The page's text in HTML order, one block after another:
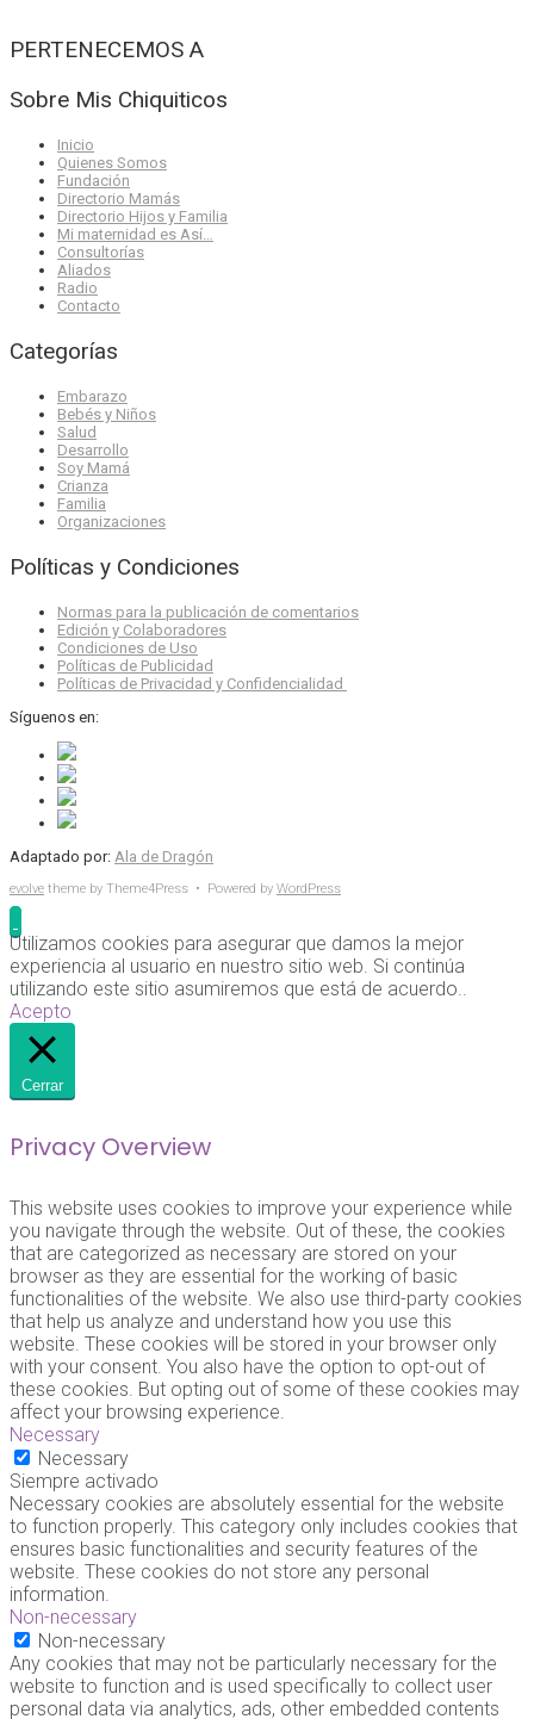
PERTENECEMOS A
Sobre Mis Chiquiticos
Inicio
Quienes Somos
Fundación
Directorio Mamás
Directorio Hijos y Familia
Mi maternidad es Así…
Consultorías
Aliados
Radio
Contacto
Categorías
Embarazo
Bebés y Niños
Salud
Desarrollo
Soy Mamá
Crianza
Familia
Organizaciones
Políticas y Condiciones
Normas para la publicación de comentarios
Edición y Colaboradores
Condiciones de Uso
Políticas de Publicidad
Políticas de Privacidad y Confidencialidad
Síguenos en:
Adaptado por: Ala de Dragón
evolve theme by Theme4Press • Powered by WordPress
Utilizamos cookies para asegurar que damos la mejor
experiencia al usuario en nuestro sitio web. Si continúa
utilizando este sitio asumiremos que está de acuerdo..
Acepto
Cerrar
Privacy Overview
This website uses cookies to improve your experience while
you navigate through the website. Out of these, the cookies
that are categorized as necessary are stored on your
browser as they are essential for the working of basic
functionalities of the website. We also use third-party cookies
that help us analyze and understand how you use this
website. These cookies will be stored in your browser only
with your consent. You also have the option to opt-out of
these cookies. But opting out of some of these cookies may
affect your browsing experience.
Necessary
Necessary
Siempre activado
Necessary cookies are absolutely essential for the website
to function properly. This category only includes cookies that
ensures basic functionalities and security features of the
website. These cookies do not store any personal
information.
Non-necessary
Non-necessary
Any cookies that may not be particularly necessary for the
website to function and is used specifically to collect user
personal data via analytics, ads, other embedded contents